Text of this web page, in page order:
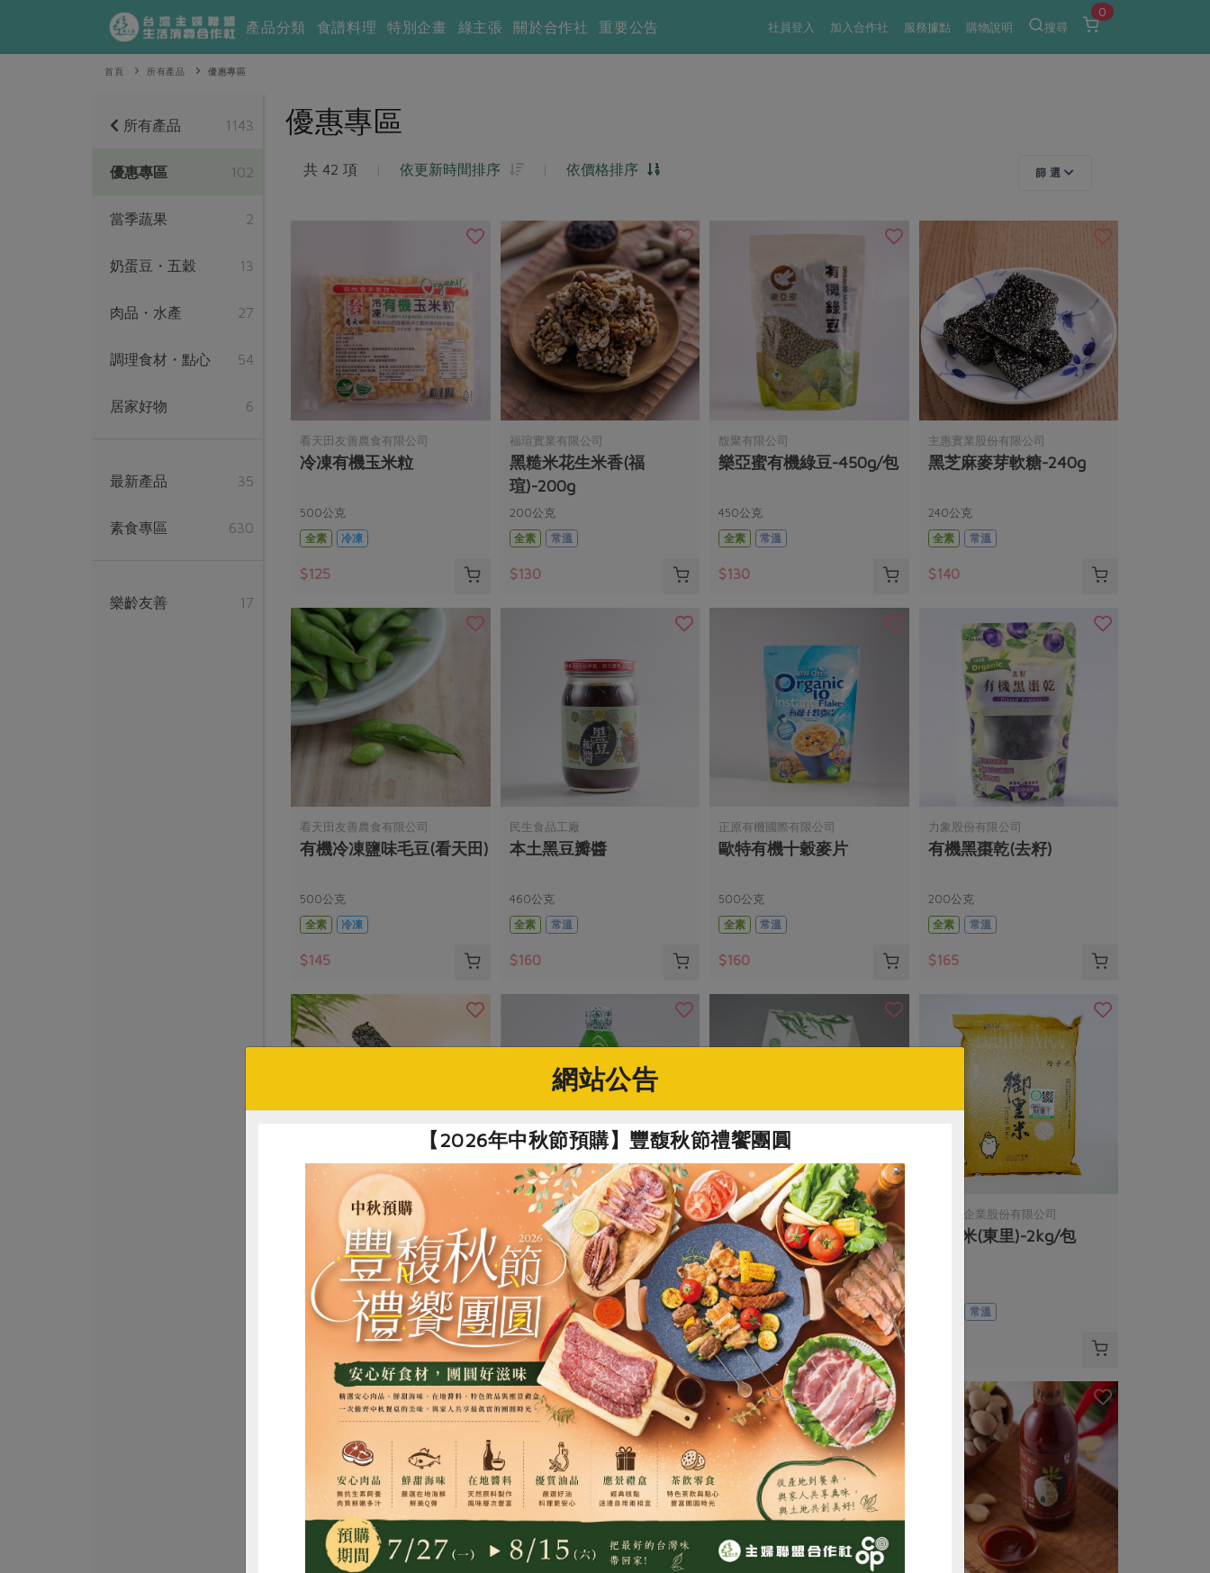
社員登入 加入合作社 服務據點 購物說明 搜尋
0
產品分類 食譜料理 特別企畫 綠主張 關於合作社 重要公告
首頁 所有產品 優惠專區
優惠專區
共 42 項 | 依更新時間排序 | 依價格排序 篩 選
看天田友善農食有限公司
冷凍有機玉米粒
500公克
全素
冷凍
$125
福瑄實業有限公司
黑糙米花生米香(福
瑄)-200g
200公克
全素
常溫
$130
馥聚有限公司
樂亞蜜有機綠豆-450g/包
450公克
全素
常溫
$130
主惠實業股份有限公司
黑芝麻麥芽軟糖-240g
240公克
全素
常溫
$140
看天田友善農食有限公司
有機冷凍鹽味毛豆(看天田)
500公克
全素
冷凍
$145
民生食品工廠
本土黑豆瓣醬
460公克
全素
常溫
$160
正原有機國際有限公司
歐特有機十穀麥片
500公克
全素
常溫
$160
力象股份有限公司
有機黑棗乾(去籽)
200公克
全素
常溫
$165
維聖發企業有限公司
杏仁角海苔脆片(維聖
發)-120g
120公克
全素
常溫
保證責任屏東縣永信蔬果運銷合作社
香檬原汁
300毫升/瓶
全素
常溫
$200
新藻實業有限公司
薄鹽海苔-6入
60公克/6包/袋
全素
常溫
$200
御皇米企業股份有限公司
胚芽米(東里)-2kg/包
常溫
所有產品 1143
優惠專區 102
當季蔬果 2
奶蛋豆・五穀 13
肉品・水產 27
調理食材・點心 54
居家好物 6
最新產品 35
素食專區 630
樂齡友善 17
惜食 RPET 食譜 減硝酸鹽 雞蛋 食安 共同購買
網站公告
【2026年中秋節預購】豐馥秋節禮饗團圓